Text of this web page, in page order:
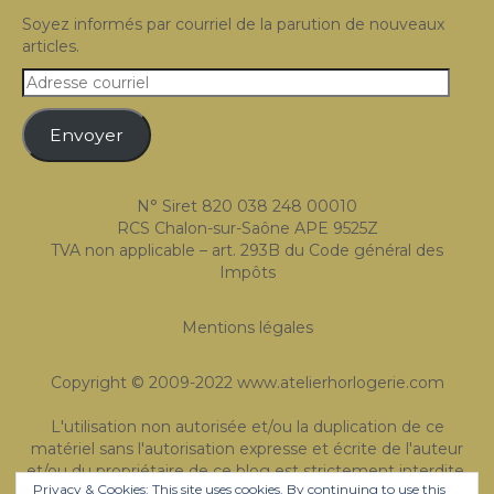
Expositions
Témoignages
A Propos
Soyez informés par courriel de la parution de nouveaux
articles.
Adresse
courriel
Envoyer
N° Siret 820 038 248 00010
RCS Chalon-sur-Saône APE 9525Z
TVA non applicable – art. 293B du Code général des
Impôts
Mentions légales
Copyright © 2009-2022 www.atelierhorlogerie.com
L'utilisation non autorisée et/ou la duplication de ce
matériel sans l'autorisation expresse et écrite de l'auteur
et/ou du propriétaire de ce blog est strictement interdite.
Privacy & Cookies: This site uses cookies. By continuing to use this